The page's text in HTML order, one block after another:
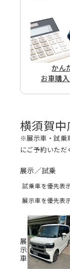
かん
お車購
横須賀
※展示車・試乗
にご予約いただ
展示／試乗
試乗車を優先表
展示車を優先表
展
示
車